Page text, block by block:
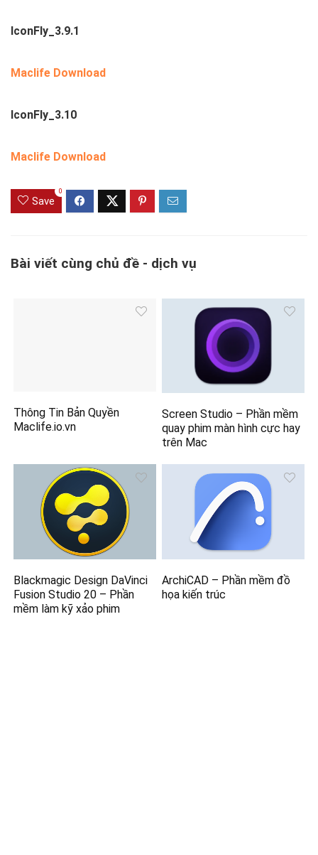
IconFly_3.9.1
Maclife Download
IconFly_3.10
Maclife Download
Save
0
Bài viết cùng chủ đề - dịch vụ
Thông Tin Bản Quyền
Maclife.io.vn
Screen Studio – Phần mềm
quay phim màn hình cực hay
trên Mac
Blackmagic Design DaVinci
Fusion Studio 20 – Phần
mềm làm kỹ xảo phim
ArchiCAD – Phần mềm đồ
họa kiến trúc